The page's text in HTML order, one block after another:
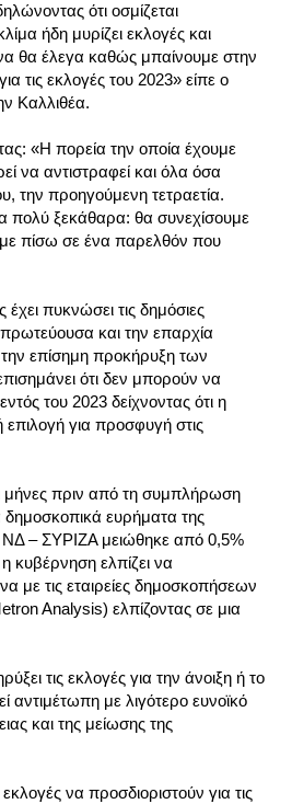
ότι οσμίζεται
ήδη μυρίζει εκλογές και
θα έλεγα καθώς μπαίνουμε στην
τις εκλογές του 2023» είπε ο
Καλλιθέα.
«Η πορεία την οποία έχουμε
να αντιστραφεί και όλα όσα
την προηγούμενη τετραετία.
πολύ ξεκάθαρα: θα συνεχίσουμε
πίσω σε ένα παρελθόν που
πυκνώσει τις δημόσιες
πρωτεύουσα και την επαρχία
την επίσημη προκήρυξη των
ότι δεν μπορούν να
του 2023 δείχνοντας ότι η
για προσφυγή στις
μήνες πριν από τη συμπλήρωση
δημοσκοπικά ευρήματα της
ΝΔ – ΣΥΡΙΖΑ μειώθηκε από 0,5%
ελπίζει να
με τις εταιρείες δημοσκοπήσεων
Analysis) ελπίζοντας σε μια
τις εκλογές για την άνοιξη ή το
αντιμέτωπη με λιγότερο ευνοϊκό
και της μείωσης της
να προσδιοριστούν για τις